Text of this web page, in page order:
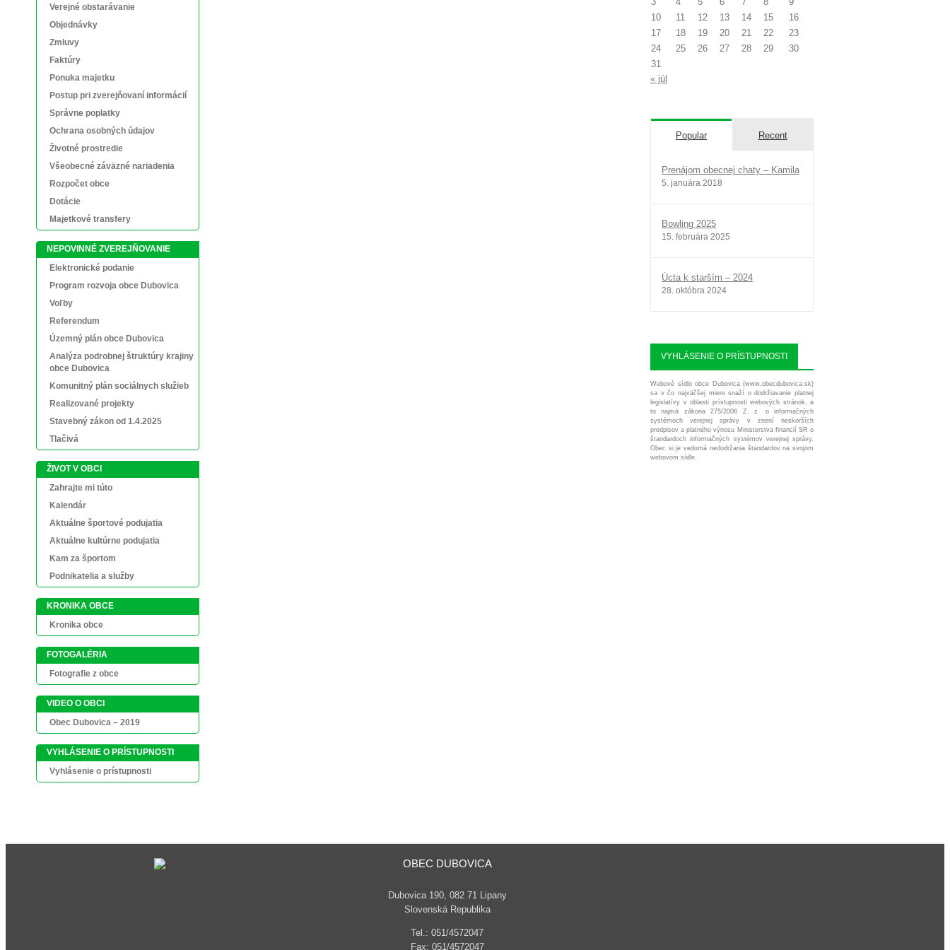
Verejné obstarávanie
Objednávky
Zmluvy
Faktúry
Ponuka majetku
Postup pri zverejňovaní informácií
Správne poplatky
Ochrana osobných údajov
Životné prostredie
Všeobecné záväzné nariadenia
Rozpočet obce
Dotácie
Majetkové transfery
NEPOVINNÉ ZVEREJŇOVANIE
Elektronické podanie
Program rozvoja obce Dubovica
Voľby
Referendum
Územný plán obce Dubovica
Analýza podrobnej štruktúry krajiny
obce Dubovica
Komunitný plán sociálnych služieb
Realizované projekty
Stavebný zákon od 1.4.2025
Tlačivá
ŽIVOT V OBCI
Zahrajte mi túto
Kalendár
Aktuálne športové podujatia
Aktuálne kultúrne podujatia
Kam za športom
Podnikatelia a služby
KRONIKA OBCE
Kronika obce
FOTOGALÉRIA
Fotografie z obce
VIDEO O OBCI
Obec Dubovica – 2019
VYHLÁSENIE O PRÍSTUPNOSTI
Vyhlásenie o prístupnosti
10
11 12 13 14 15
16
17
18 19 20 21 22
23
24
25 26 27 28 29
30
31
« júl
Popular Recent
Prenájom obecnej chaty – Kamila
5. januára 2018
Bowling 2025
15. februára 2025
Úcta k starším – 2024
28. októbra 2024
VYHLÁSENIE O PRÍSTUPNOSTI
Webové sídlo obce Dubovica (www.obecdubovica.sk)
sa v čo najväčšej miere snaží o dodržiavanie platnej
legislatívy v oblasti prístupnosti webových stránok, a
to najmä zákona 275/2006 Z. z. o informačných
systémoch verejnej správy v znení neskorších
predpisov a platného výnosu Ministerstva financií SR o
štandardoch informačných systémov verejnej správy.
Obec si je vedomá nedodržania štandardov na svojom
webovom sídle.
OBEC DUBOVICA
Dubovica 190, 082 71 Lipany
Slovenská Republika
Tel.: 051/4572047
Fax: 051/4572047